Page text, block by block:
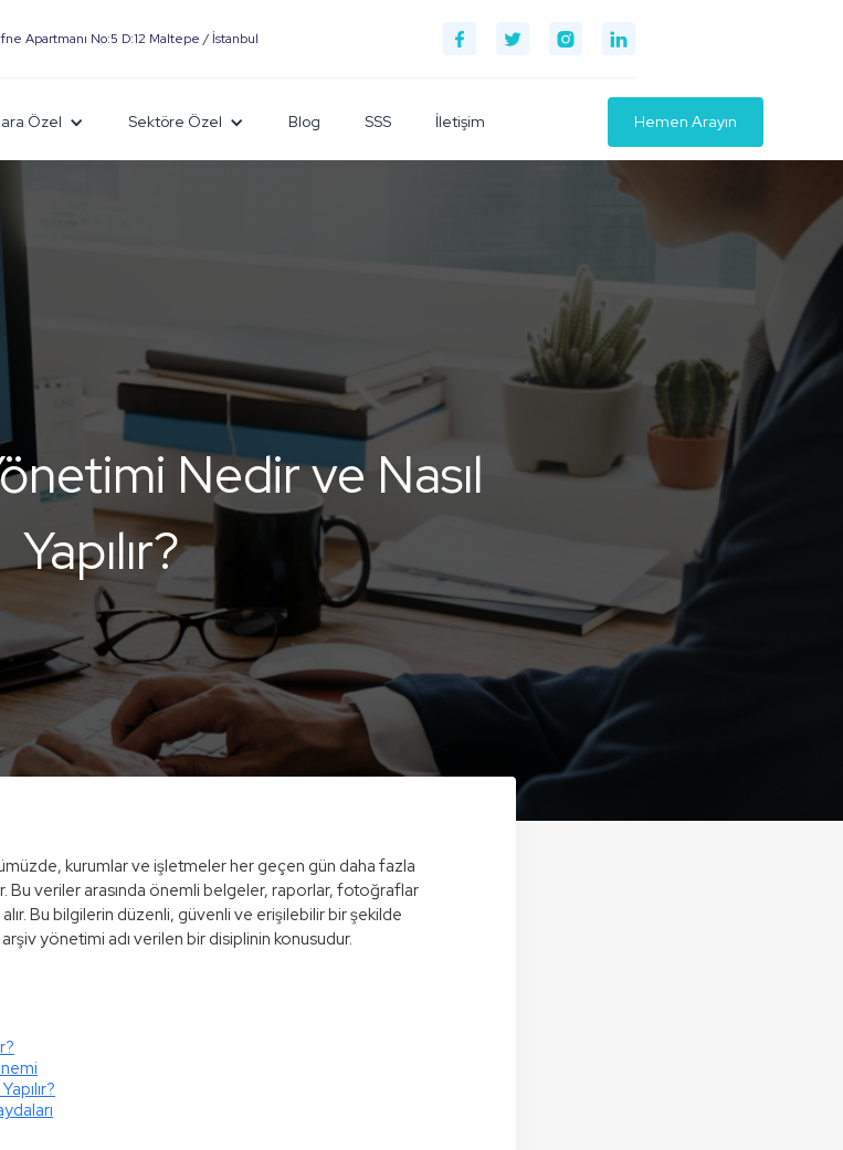
Apartmanı No:5 D:12 Maltepe / İstanbul
Özel Sektöre Özel Blog SSS İletişim Hemen Arayın
Nedir ve Nasıl
Yapılır?
kurumlar ve işletmeler her geçen gün daha fazla
veriler arasında önemli belgeler, raporlar, fotoğraflar
Bu bilgilerin düzenli, güvenli ve erişilebilir bir şekilde
yönetimi adı verilen bir disiplinin konusudur.